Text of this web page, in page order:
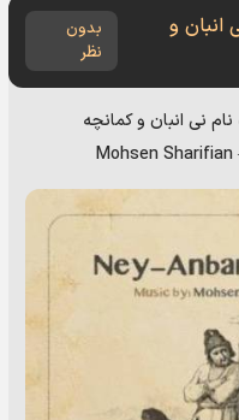
انبان و
بدون
نظر
نام نی انبان و کمانچه
Mohsen Sharifian